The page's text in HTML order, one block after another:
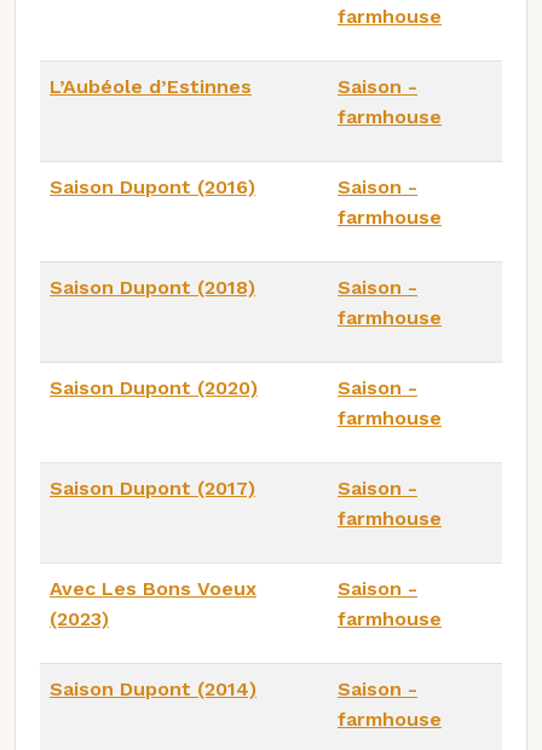
farmhouse
L’Aubéole d’Estinnes
Saison -
farmhouse
Saison Dupont (2016)
Saison -
farmhouse
Saison Dupont (2018)
Saison -
farmhouse
Saison Dupont (2020)
Saison -
farmhouse
Saison Dupont (2017)
Saison -
farmhouse
Avec Les Bons Voeux
(2023)
Saison -
farmhouse
Saison Dupont (2014)
Saison -
farmhouse